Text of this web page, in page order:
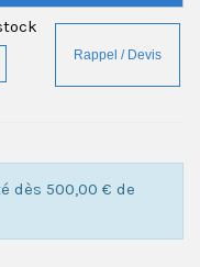
dès 500,00 € de